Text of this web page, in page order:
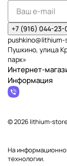
+7 (916) 044-23-
Пушкино, улица
парк»
Интернет-
Информация
© 2026 lithium-
На
технологии.